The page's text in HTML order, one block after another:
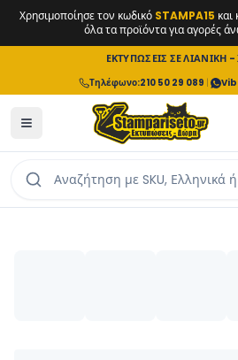
Χρησιμοποίησε τον κωδικό STAMPA15 και
όλα τα προϊόντα για αγορές
ΕΚΤΥΠΩΣΕΙΣ ΣΕ ΛΙΑΝΙΚΗ
Τηλέφωνο:210 50 29 089 |